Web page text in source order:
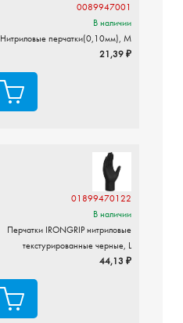
0089947001
В наличии
Нитриловые перчатки(0,10мм), M
21,39 ₽
01899470122
В наличии
Перчатки IRONGRIP нитриловые
текстурированные черные, L
44,13 ₽